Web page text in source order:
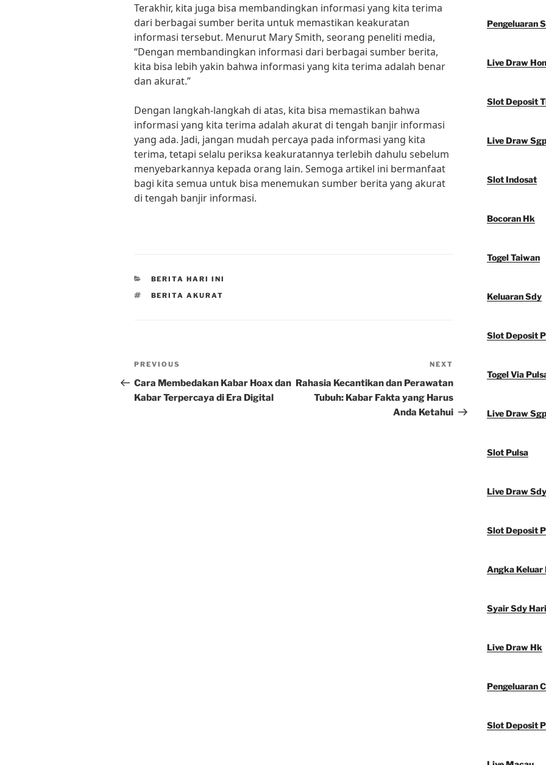
Terakhir, kita juga bisa membandingkan informasi yang kita terima
dari berbagai sumber berita untuk memastikan keakuratan
informasi tersebut. Menurut Mary Smith, seorang peneliti media,
“Dengan membandingkan informasi dari berbagai sumber berita,
kita bisa lebih yakin bahwa informasi yang kita terima adalah benar
dan akurat.”
Dengan langkah-langkah di atas, kita bisa memastikan bahwa
informasi yang kita terima adalah akurat di tengah banjir informasi
yang ada. Jadi, jangan mudah percaya pada informasi yang kita
terima, tetapi selalu periksa keakuratannya terlebih dahulu sebelum
menyebarkannya kepada orang lain. Semoga artikel ini bermanfaat
bagi kita semua untuk bisa menemukan sumber berita yang akurat
di tengah banjir informasi.
CATEGORIES
BERITA HARI INI
TAGS
BERITA AKURAT
Post
navigation
Previous
Post
PREVIOUS
Cara Membedakan Kabar Hoax dan
Kabar Terpercaya di Era Digital
Post
NEXT
Rahasia Kecantikan dan Perawatan
Tubuh: Kabar Fakta yang Harus
Anda Ketahui
Pengeluaran
Live Draw
Slot Deposit
Live Draw
Slot Indosat
Bocoran Hk
Togel Taiwan
Keluaran Sdy
Slot Deposit
Togel Via
Live Draw
Slot Pulsa
Live Draw Sdy
Slot Deposit
Angka Keluar
Syair Sdy
Live Draw Hk
Pengeluaran
Slot Deposit